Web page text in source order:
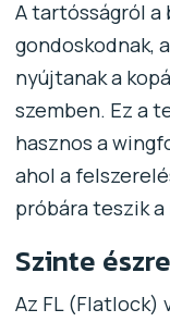
A tartósságról
gondoskodnak,
nyújtanak a
szemben. Ez a
hasznos a
ahol a
próbára teszik
Szinte
Az FL (Flatlock)